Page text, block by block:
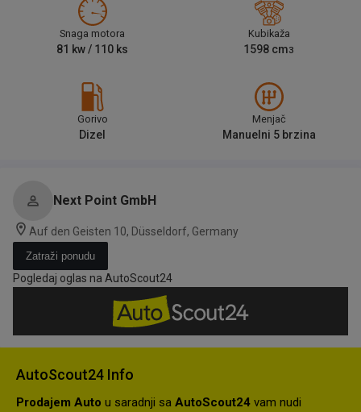
Snaga motora
81 kw / 110 ks
Kubikaža
1598 cm3
Gorivo
Dizel
Menjač
Manuelni 5 brzina
Next Point GmbH
Auf den Geisten 10, Düsseldorf, Germany
Zatraži ponudu
Pogledaj oglas na AutoScout24
AutoScout24 Info
Prodajem Auto u saradnji sa AutoScout24 vam nudi